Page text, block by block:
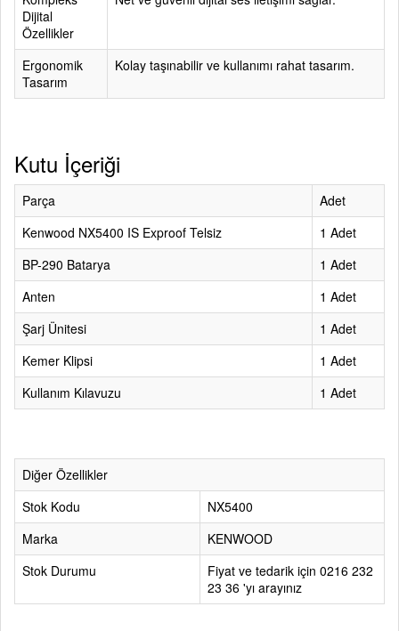
Dijital
Özellikler
Ergonomik
Tasarım
Kolay taşınabilir ve kullanımı rahat tasarım.
Kutu İçeriği
Parça
Adet
Kenwood NX5400 IS Exproof Telsiz
1 Adet
BP-290 Batarya
1 Adet
Anten
1 Adet
Şarj Ünitesi
1 Adet
Kemer Klipsi
1 Adet
Kullanım Kılavuzu
1 Adet
Diğer Özellikler
Stok Kodu
NX5400
Marka
KENWOOD
Stok Durumu
Fiyat ve tedarik için 0216 232
23 36 'yı arayınız